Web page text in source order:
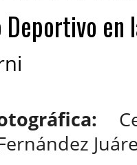
en